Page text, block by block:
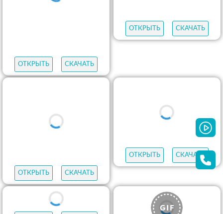
ОТКРЫТЬ СКАЧАТЬ
ОТКРЫТЬ СКАЧАТЬ
ОТКРЫТЬ СКАЧАТЬ
ОТКРЫТЬ СКАЧАТЬ